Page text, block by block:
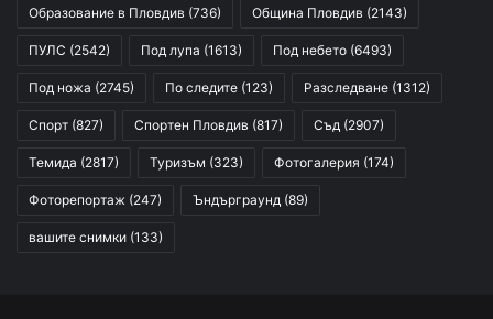
Образование в Пловдив (736) Община Пловдив (2143)
ПУЛС (2542) Под лупа (1613) Под небето (6493)
Под ножа (2745) По следите (123) Разследване (1312)
Спорт (827) Спортен Пловдив (817) Съд (2907)
Темида (2817) Туризъм (323) Фотогалерия (174)
Фоторепортаж (247) Ъндърграунд (89)
вашите снимки (133)